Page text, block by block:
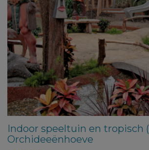
Indoor speeltuin en tropisch
Orchideeënhoeve